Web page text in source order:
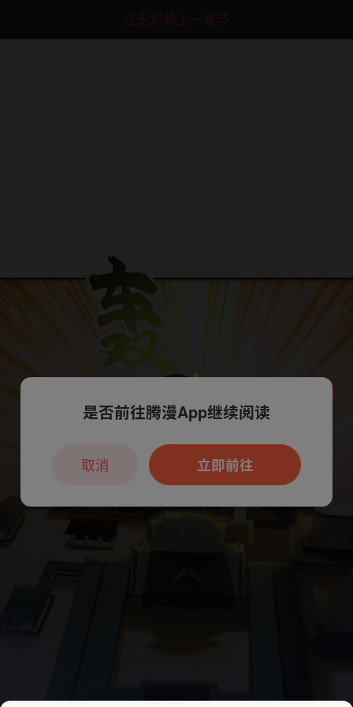
点击加载上一章节
本章节仅支持App阅读，可打开App新用
户7天免费看
是否前往腾漫App继续阅读
立即前往
取消